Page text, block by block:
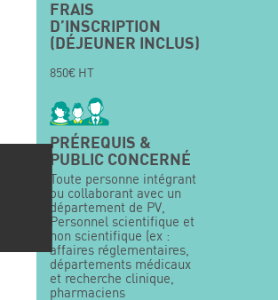
FRAIS
D’INSCRIPTION
(DÉJEUNER INCLUS)
850€ HT
PRÉREQUIS &
PUBLIC CONCERNÉ
Toute personne intégrant
ou collaborant avec un
département de PV,
Personnel scientifique et
non scientifique (ex :
affaires réglementaires,
départements médicaux
et recherche clinique,
pharmaciens